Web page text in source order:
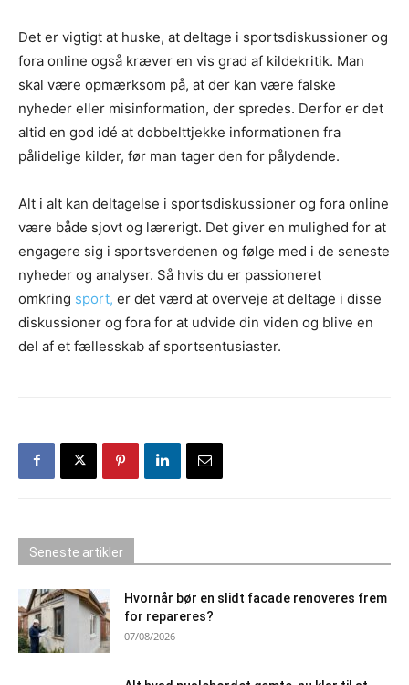
Det er vigtigt at huske, at deltage i sportsdiskussioner og
fora online også kræver en vis grad af kildekritik. Man
skal være opmærksom på, at der kan være falske
nyheder eller misinformation, der spredes. Derfor er det
altid en god idé at dobbelttjekke informationen fra
pålidelige kilder, før man tager den for pålydende.
Alt i alt kan deltagelse i sportsdiskussioner og fora online
være både sjovt og lærerigt. Det giver en mulighed for at
engagere sig i sportsverdenen og følge med i de seneste
nyheder og analyser. Så hvis du er passioneret
omkring sport, er det værd at overveje at deltage i disse
diskussioner og fora for at udvide din viden og blive en
del af et fællesskab af sportsentusiaster.
Seneste artikler
Hvornår bør en slidt facade renoveres frem
for repareres?
07/08/2026